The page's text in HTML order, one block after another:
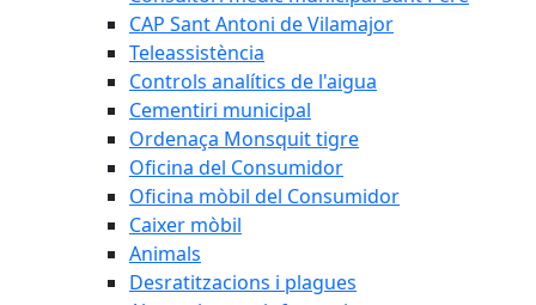
CAP Sant Antoni de Vilamajor
Teleassistència
Controls analítics de l'aigua
Cementiri municipal
Ordenaça Monsquit tigre
Oficina del Consumidor
Oficina mòbil del Consumidor
Caixer mòbil
Animals
Desratitzacions i plagues